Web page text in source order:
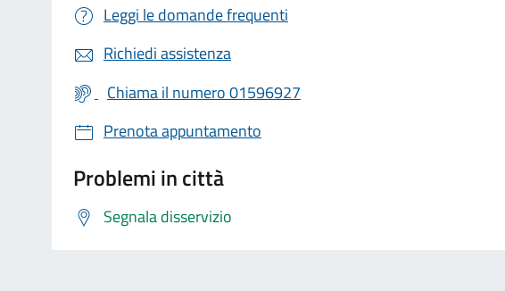
Leggi le domande frequenti
Richiedi assistenza
Chiama il numero 01596927
Prenota appuntamento
Problemi in città
Segnala disservizio